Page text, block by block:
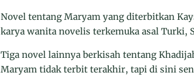
Novel tentang Maryam yang diterbitkan
karya wanita novelis terkemuka asal Turki,
Tiga novel lainnya berkisah tentang
Maryam tidak terbit terakhir, tapi di sini